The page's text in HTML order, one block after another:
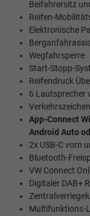
Beifahrersitz
Reifen-
Elektronische
Wegfahrsperre
Start-Stopp-
Reifendruck
6 Lautsprecher
App-Connect
Android Auto
2x USB-C vorn
Bluetooth-
VW Connect
Digitaler DAB+
Multifunktions-